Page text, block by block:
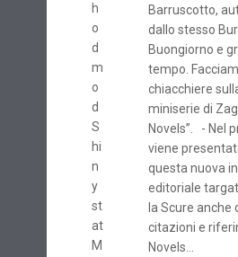
Barruscotto,
dallo stesso
Buongiorno e
tempo.
chiacchiere
miniserie di
Novels”. - Nel
viene
questa nuova
editoriale
la Scure anche
citazioni e
Novels...
h
o
d
m
o
d
S
hi
n
y
st
at
M